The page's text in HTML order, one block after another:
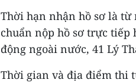
Thời hạn nhận hồ sơ là từ
chuẩn nộp hồ sơ trực tiếp
động ngoài nước, 41 Lý
Thời gian và địa điểm thi